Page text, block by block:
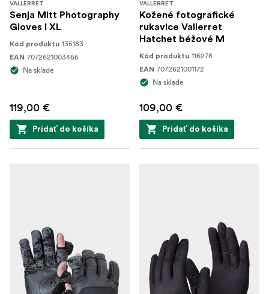
VALLERRET
Senja Mitt Photography
Gloves I XL
Kód produktu 135183
EAN 7072621003466
Na sklade
119,00 €
Pridať do košíka
VALLERRET
Kožené fotografické
rukavice Vallerret
Hatchet béžové M
Kód produktu 116278
EAN 7072621001172
Na sklade
109,00 €
Pridať do košíka